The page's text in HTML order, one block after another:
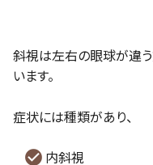
斜視は左右の眼球が違
います。
症状には種類があり、
内斜視